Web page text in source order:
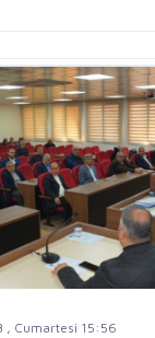
, Cumartesi 15:56